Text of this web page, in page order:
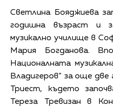
Светлина Бояджиева
годишна възраст и
музикално училище в
Мария Богданова.
Националната
Владигеров“ за още две
Триест, където
Тереза ​​Тревизан в